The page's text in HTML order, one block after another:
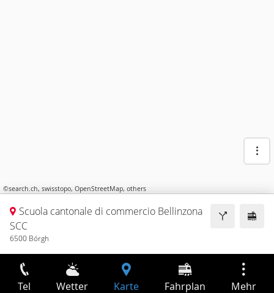
©search.ch, swisstopo, OpenStreetMap, others
Scuola cantonale di commercio Bellinzona
SCC
6500 Bórgh
Tel Wetter Karte Fahrplan Mehr